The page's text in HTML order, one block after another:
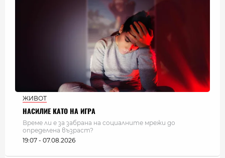
ЖИВОТ
НАСИЛИЕ КАТО НА ИГРА
Време ли е за забрана на социалните мрежи до
определена възраст?
19:07 - 07.08.2026